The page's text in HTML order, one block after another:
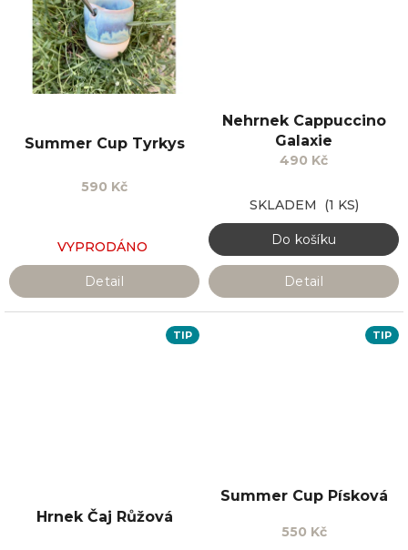
Summer Cup Tyrkys
590 Kč
VYPRODÁNO
Detail
Nehrnek Cappuccino
Galaxie
490 Kč
SKLADEM (1 KS)
Do košíku
Detail
TIP
Hrnek Čaj Růžová
TIP
Summer Cup Písková
550 Kč